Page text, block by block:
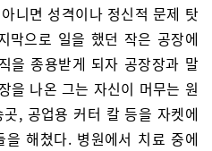
니면 성격이나 정신적 문제 탓
막으로 일을 했던 작은 공장에
을 종용받게 되자 공장장과 말
을 나온 그는 자신이 머무는 원
, 공업용 커터 칼 등을 자켓에
해쳤다. 병원에서 치료 중에